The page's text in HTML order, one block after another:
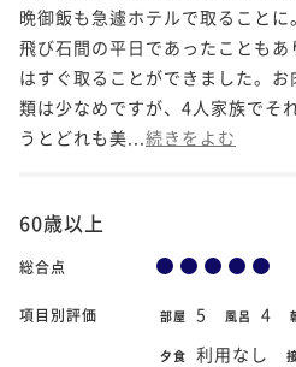
晩御飯も急遽ホテルで取ること
飛び石間の平日であったことも
はすぐ取ることができました。
類は少なめですが、4人家族でそ
うとどれも美... 続きをよむ
60歳以上
総合点
項目別評価 部屋 5 風呂 4
夕食 利用なし